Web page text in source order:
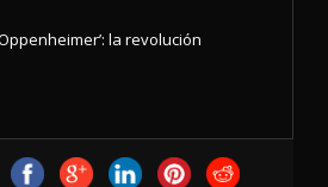
la revolución